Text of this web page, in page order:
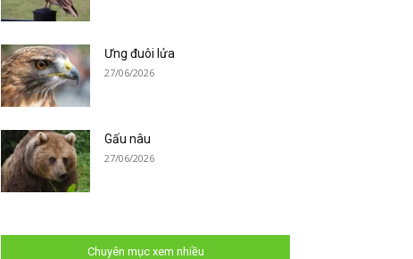
Ưng đuôi lửa
27/06/2026
Gấu nâu
27/06/2026
Chuyên mục xem nhiều